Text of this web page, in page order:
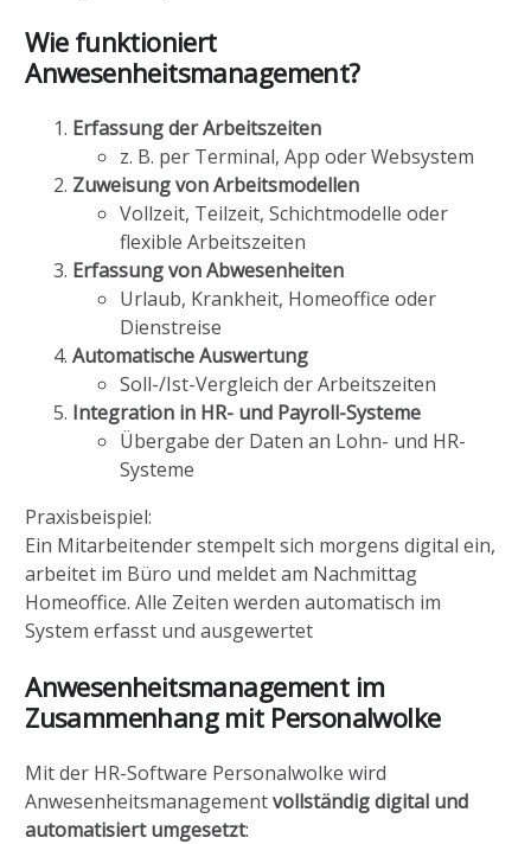
Wie funktioniert
Anwesenheitsmanagement?
Erfassung der Arbeitszeiten
z. B. per Terminal, App oder Websystem
Zuweisung von Arbeitsmodellen
Vollzeit, Teilzeit, Schichtmodelle oder
flexible Arbeitszeiten
Erfassung von Abwesenheiten
Urlaub, Krankheit, Homeoffice oder
Dienstreise
Automatische Auswertung
Soll-/Ist-Vergleich der Arbeitszeiten
Integration in HR- und Payroll-Systeme
Übergabe der Daten an Lohn- und HR-
Systeme
Praxisbeispiel:
Ein Mitarbeitender stempelt sich morgens digital ein,
arbeitet im Büro und meldet am Nachmittag
Homeoffice. Alle Zeiten werden automatisch im
System erfasst und ausgewertet
Anwesenheitsmanagement im
Zusammenhang mit Personalwolke
Mit der HR-Software Personalwolke wird
Anwesenheitsmanagementvollständig digital und
automatisiert umgesetzt: